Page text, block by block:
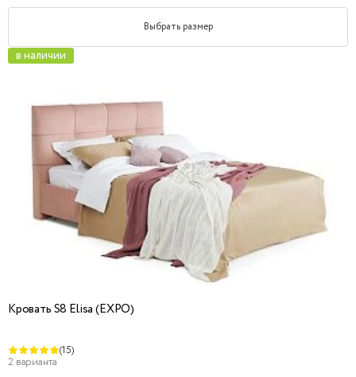
Выбрать размер
в наличии
Кровать S8 Elisa (EXPO)
(15)
2 варианта